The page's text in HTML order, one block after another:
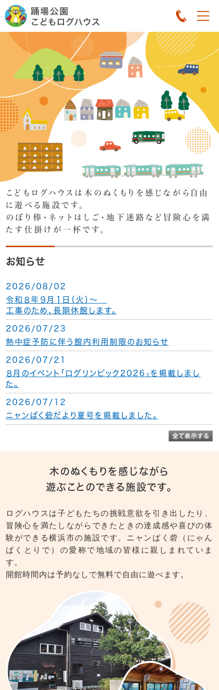
こどもログハウスは木のぬくもりを感じながら自由
に遊べる施設です。
のぼり棒・ネットはしご・地下迷路など冒険心を満
たす仕掛けが一杯です。
お知らせ
2026/08/02
令和８年９月１日（火）～
工事のため、長期休館します。
2026/07/23
熱中症予防に伴う館内利用制限のお知らせ
2026/07/21
８月のイベント「ログリンピック2026」を掲載しまし
た。
2026/07/12
ニャンぱく砦だより夏号を掲載しました。
2025/11/11
学級閉鎖、休校中の場合
【ログハウスからのお願い】
木のぬくもりを感じながら
遊ぶことのできる施設です。
ログハウスは子どもたちの挑戦意欲を引き出したり、
冒険心を満たしながらできたときの達成感や喜びの体
験ができる横浜市の施設です。ニャンぱく砦（にゃん
ぱくとりで）の愛称で地域の皆様に親しまれていま
す。
開館時間内は予約なしで無料で自由に遊べます。